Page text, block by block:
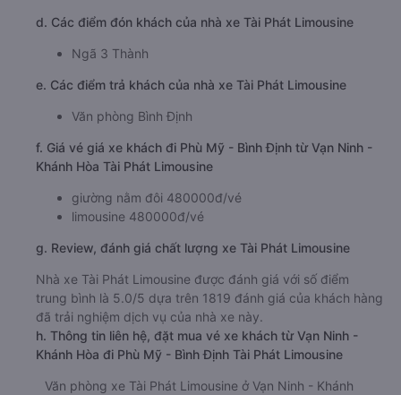
d. Các điểm đón khách của nhà xe Tài Phát Limousine
Ngã 3 Thành
e. Các điểm trả khách của nhà xe Tài Phát Limousine
Văn phòng Bình Định
f. Giá vé giá xe khách đi Phù Mỹ - Bình Định từ Vạn Ninh -
Khánh Hòa Tài Phát Limousine
giường nằm đôi 480000đ/vé
limousine 480000đ/vé
g. Review, đánh giá chất lượng xe Tài Phát Limousine
Nhà xe Tài Phát Limousine được đánh giá với số điểm
trung bình là 5.0/5 dựa trên 1819 đánh giá của khách hàng
đã trải nghiệm dịch vụ của nhà xe này.
h. Thông tin liên hệ, đặt mua vé xe khách từ Vạn Ninh -
Khánh Hòa đi Phù Mỹ - Bình Định Tài Phát Limousine
Văn phòng xe Tài Phát Limousine ở Vạn Ninh - Khánh